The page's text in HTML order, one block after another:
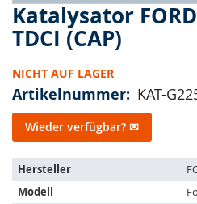
Katalysator
TDCI (CAP)
NICHT AUF LAGER
Artikelnummer KAT-
Wieder verfügbar? ✉
Der
Artikel
passt
Hersteller
Modell
Zum
Anfang
der
springen